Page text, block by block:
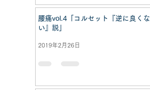
腰痛vol.4「コルセット『逆に良くな
い』説」
2019年2月26日